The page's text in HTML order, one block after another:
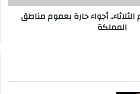
أجواء حارة بعموم مناطق
المملكة